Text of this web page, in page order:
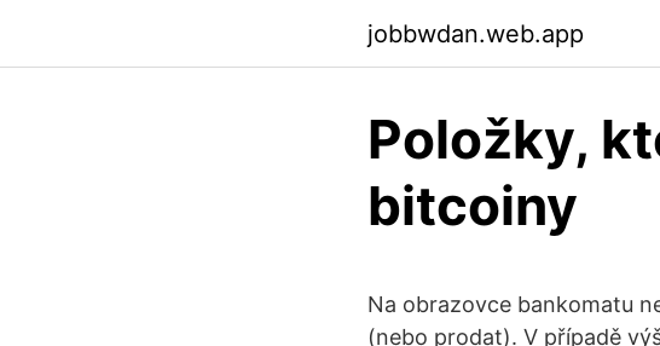
jobbwdan.web.app
Položky,
bitcoiny
Na obrazovce bankomatu
(nebo prodat). V případě